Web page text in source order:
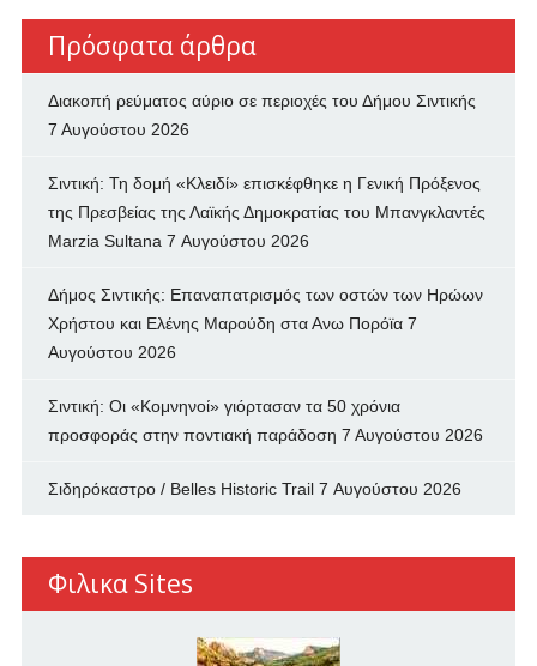
Πρόσφατα άρθρα
Διακοπή ρεύματος αύριο σε περιοχές του Δήμου Σιντικής
7 Αυγούστου 2026
Σιντική: Τη δομή «Κλειδί» επισκέφθηκε η Γενική Πρόξενος
της Πρεσβείας της Λαϊκής Δημοκρατίας του Μπανγκλαντές
Marzia Sultana 7 Αυγούστου 2026
Δήμος Σιντικής: Επαναπατρισμός των oστών των Ηρώων
Χρήστου και Ελένης Μαρούδη στα Ανω Πορόϊα 7
Αυγούστου 2026
Σιντική: Οι «Κομνηνοί» γιόρτασαν τα 50 χρόνια
προσφοράς στην ποντιακή παράδοση 7 Αυγούστου 2026
Σιδηρόκαστρο / Belles Historic Trail 7 Αυγούστου 2026
Φιλικα Sites